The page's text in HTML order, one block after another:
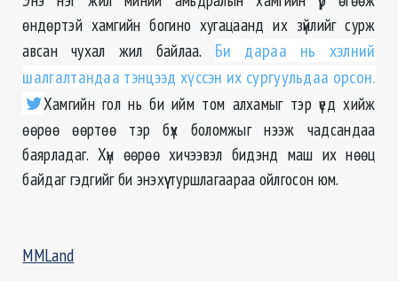
өндөртэй хамгийн богино хугацаанд их зүйлийг сурж
авсан чухал жил байлаа. Би дараа нь хэлний
шалгалтандаа тэнцээд хүссэн их сургуульдаа орсон.
Хамгийн гол нь би ийм том алхамыг тэр үед хийж
өөрөө өөртөө тэр бүх боломжыг нээж чадсандаа
баярладаг. Хүн өөрөө хичээвэл бидэнд маш их нөөц
байдаг гэдгийг би энэхүү туршлагаараа ойлгосон юм.
MMLand